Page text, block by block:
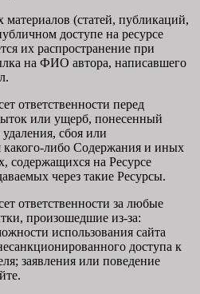
(статей, публикаций,
доступе на ресурсе
их распространение при
на ФИО автора, написавшего
ответственности перед
или ущерб, понесенный
удаления, сбоя или
какого-либо Содержания и иных
на Ресурсе
через такие Ресурсы.
ответственности за любые
произошедшие из-за:
использования сайта
доступа к
заявления или поведение